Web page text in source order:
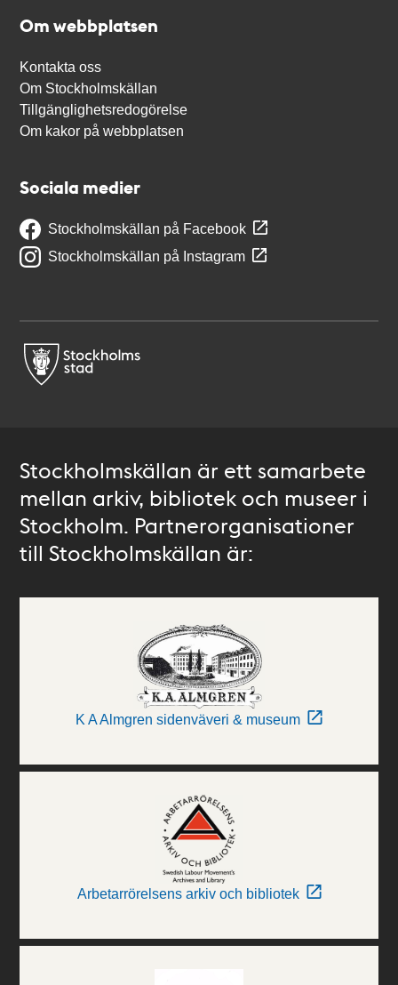
Om webbplatsen
Kontakta oss
Om Stockholmskällan
Tillgänglighetsredogörelse
Om kakor på webbplatsen
Sociala medier
Stockholmskällan på Facebook
Stockholmskällan på Instagram
Stockholmskällan är ett samarbete
mellan arkiv, bibliotek och museer i
Stockholm. Partnerorganisationer
till Stockholmskällan är:
K A Almgren sidenväveri & museum
Arbetarrörelsens arkiv och bibliotek